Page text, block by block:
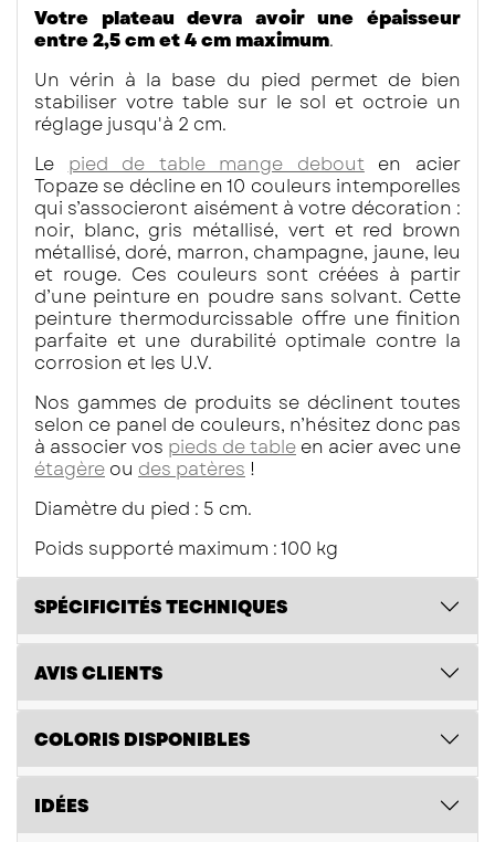
Votre plateau devra avoir une épaisseur
entre 2,5 cm et 4 cm maximum.
Un vérin à la base du pied permet de bien
stabiliser votre table sur le sol et octroie un
réglage jusqu'à 2 cm.
Le pied de table mange debouten acier
Topaze se décline en 10 couleurs intemporelles
qui s’associeront aisément à votre décoration :
noir, blanc, gris métallisé, vert et red brown
métallisé, doré, marron, champagne, jaune, leu
et rouge. Ces couleurs sont créées à partir
d’une peinture en poudre sans solvant. Cette
peinture thermodurcissable offre une finition
parfaite et une durabilité optimale contre la
corrosion et les U.V.
Nos gammes de produits se déclinent toutes
selon ce panel de couleurs, n’hésitez donc pas
à associer vos pieds de table en acier avec une
étagère ou des patères !
Diamètre du pied : 5 cm.
Poids supporté maximum : 100 kg
SPÉCIFICITÉS TECHNIQUES
AVIS CLIENTS
COLORIS DISPONIBLES
IDÉES